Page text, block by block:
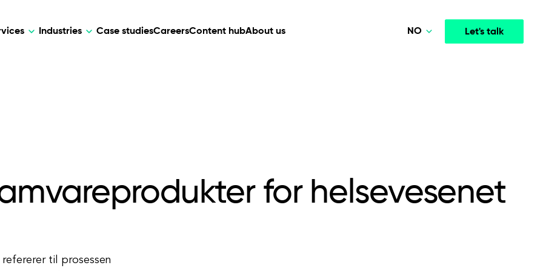
Industries Case studiesCareersContent hubAbout us Let's talk
NO
for helsevesenet
til prosessen